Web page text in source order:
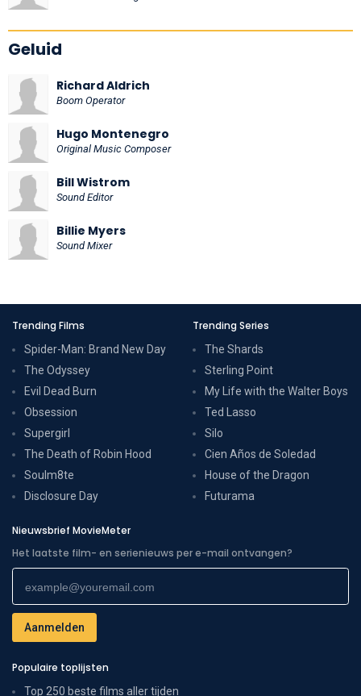
Geluid
Richard Aldrich
Boom Operator
Hugo Montenegro
Original Music Composer
Bill Wistrom
Sound Editor
Billie Myers
Sound Mixer
Trending Films
Spider-Man: Brand New Day
The Odyssey
Evil Dead Burn
Obsession
Supergirl
The Death of Robin Hood
Soulm8te
Disclosure Day
Trending Series
The Shards
Sterling Point
My Life with the Walter Boys
Ted Lasso
Silo
Cien Años de Soledad
House of the Dragon
Futurama
Nieuwsbrief MovieMeter
Het laatste film- en serienieuws per e-mail ontvangen?
Populaire toplijsten
Top 250 beste films aller tijden